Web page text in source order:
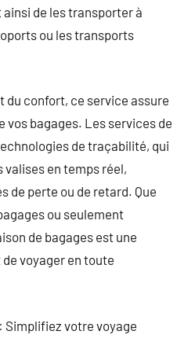
de les transporter à
ou les transports
du confort, ce service assure
vos bagages. Les services de
de traçabilité, qui
en temps réel,
de perte ou de retard. Que
ou seulement
de bagages est une
voyager en toute
Simplifiez votre voyage